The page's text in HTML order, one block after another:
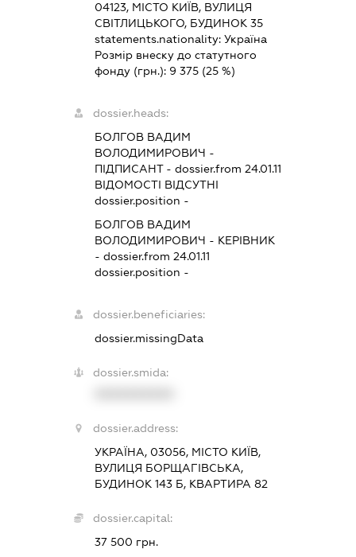
04123, МІСТО КИЇВ, ВУЛИЦЯ
СВІТЛИЦЬКОГО, БУДИНОК 35
statements.nationality:Україна
Розмір внеску до статутного
фонду (грн.): 9 375 (25 %)
dossier.heads:
БОЛГОВ ВАДИМ
ВОЛОДИМИРОВИЧ -
ПІДПИСАНТ- dossier.from 24.01.11
ВІДОМОСТІ ВІДСУТНІ
dossier.position -
БОЛГОВ ВАДИМ
ВОЛОДИМИРОВИЧ - КЕРІВНИК
- dossier.from 24.01.11
dossier.position -
dossier.beneficiaries:
dossier.missingData
dossier.smida:
dossier.address:
УКРАЇНА, 03056, МІСТО КИЇВ,
ВУЛИЦЯ БОРЩАГІВСЬКА,
БУДИНОК 143 Б, КВАРТИРА 82
dossier.capital:
37 500 грн.